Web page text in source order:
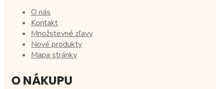
O nás
Kontakt
Množstevné zľavy
Nové produkty
Mapa stránky
O NÁKUPU